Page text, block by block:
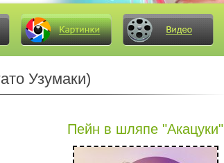
Узумаки)
Пейн в шляпе "Акацуки"